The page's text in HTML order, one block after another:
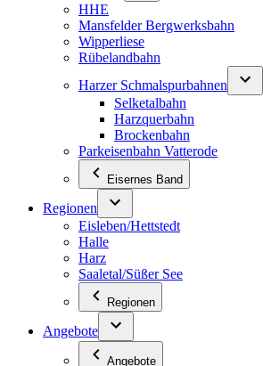
HHE
Mansfelder Bergwerksbahn
Wipperliese
Rübelandbahn
Harzer Schmalspurbahnen
Selketalbahn
Harzquerbahn
Brockenbahn
Parkeisenbahn Vatterode
Eisernes Band
Regionen
Eisleben/Hettstedt
Halle
Harz
Saaletal/Süßer See
Regionen
Angebote
Angebote